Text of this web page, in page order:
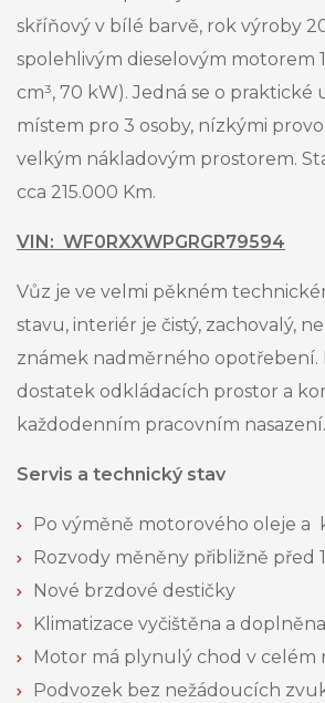
skříňový v bílé barvě, rok výroby
spolehlivým dieselovým motorem
cm³, 70 kW). Jedná se o praktické
místem pro 3 osoby, nízkými
velkým nákladovým prostorem.
cca 215.000 Km.
VIN: WF0RXXWPGRGR79594
Vůz je ve velmi pěkném
stavu, interiér je čistý, zachovalý,
známek nadměrného opotřebení.
dostatek odkládacích prostor a
každodenním pracovním nasazení.
Servis a technický stav
Po výměně motorového oleje
Rozvody měněny přibližně před
Nové brzdové destičky
Klimatizace vyčištěna a doplněna
Motor má plynulý chod v celém
Podvozek bez nežádoucích